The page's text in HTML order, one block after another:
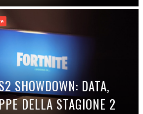
SHOWDOWN: DATA,
DELLA STAGIONE 2